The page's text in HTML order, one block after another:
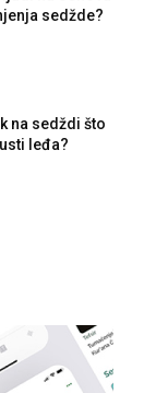
sedžde?
na sedždi što
leđa?